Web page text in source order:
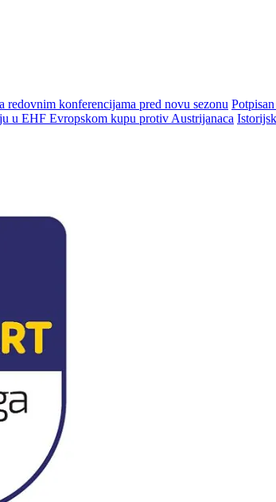
konferencijama pred novu sezonu
u EHF Evropskom kupu protiv Austrijanaca